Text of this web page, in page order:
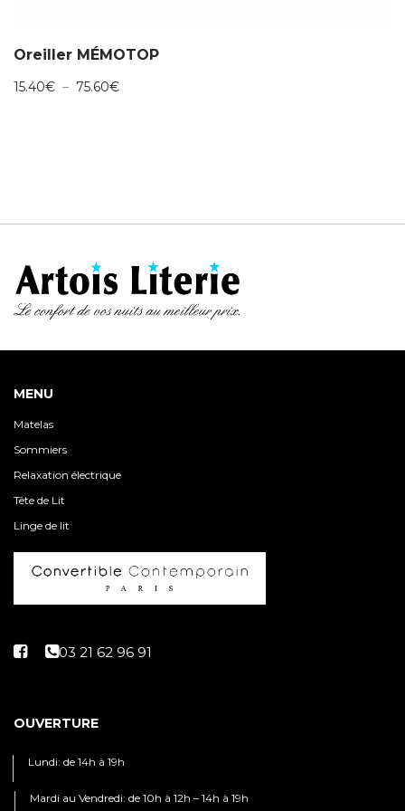
Oreiller MÉMOTOP
15.40€ – 75.60€Plage
MENU
Matelas
Sommiers
Relaxation électrique
Tête de Lit
Linge de lit
OUVERTURE
Lundi: de 14h à 19h
Mardi au Vendredi: de 10h à 12h – 14h à 19h